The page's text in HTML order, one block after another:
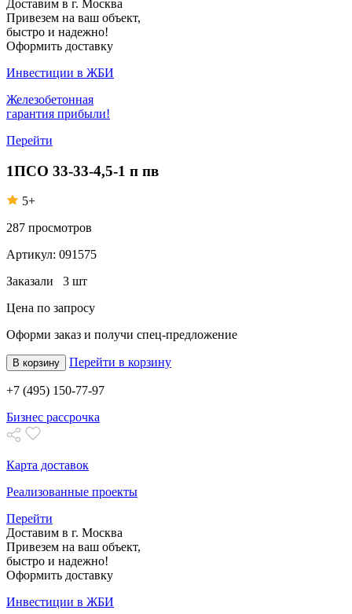
Доставим в г. Москва
Привезем на ваш объект,
быстро и надежно!
Оформить доставку
Инвестиции в ЖБИ
Железобетонная
гарантия прибыли!
Перейти
1ПСО 33-33-4,5-1 п пв
5+
287 просмотров
Артикул: 091575
Заказали 3 шт
Цена по запросу
Оформи заказ и получи спец-предложение
В корзину Перейти в корзину
+7 (495) 150-77-97
Бизнес рассрочка
Карта доставок
Реализованные проекты
Перейти
Доставим в г. Москва
Привезем на ваш объект,
быстро и надежно!
Оформить доставку
Инвестиции в ЖБИ